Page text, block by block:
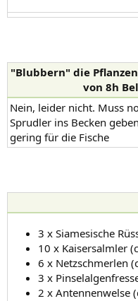
"Blubbern" die Pflanzen
von 8h
Nein, leider nicht. Muss
Sprudler ins Becken
gering für die Fische
3 x Siamesische
10 x Kaisersalmler
6 x Netzschmerlen
3 x
2 x Antennenwelse